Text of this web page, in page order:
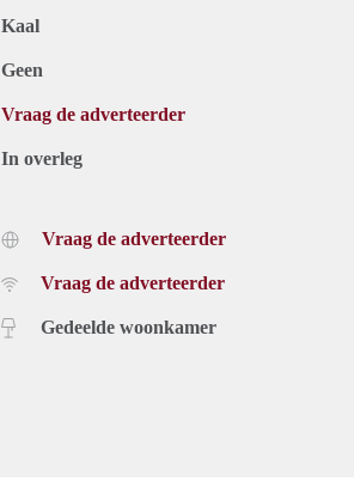
Kaal
Geen
Vraag de adverteerder
In overleg
Vraag de adverteerder
Vraag de adverteerder
Gedeelde woonkamer